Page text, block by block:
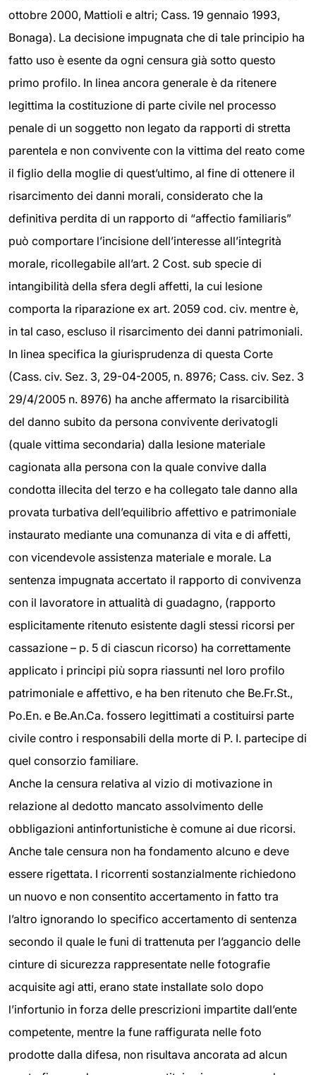
ottobre 2000, Mattioli e altri; Cass. 19 gennaio 1993,
Bonaga). La decisione impugnata che di tale principio ha
fatto uso è esente da ogni censura già sotto questo
primo profilo. In linea ancora generale è da ritenere
legittima la costituzione di parte civile nel processo
penale di un soggetto non legato da rapporti di stretta
parentela e non convivente con la vittima del reato come
il figlio della moglie di quest’ultimo, al fine di ottenere il
risarcimento dei danni morali, considerato che la
definitiva perdita di un rapporto di “affectio familiaris”
può comportare l’incisione dell’interesse all’integrità
morale, ricollegabile all’art. 2 Cost. sub specie di
intangibilità della sfera degli affetti, la cui lesione
comporta la riparazione ex art. 2059 cod. civ. mentre è,
in tal caso, escluso il risarcimento dei danni patrimoniali.
In linea specifica la giurisprudenza di questa Corte
(Cass. civ. Sez. 3, 29-04-2005, n. 8976; Cass. civ. Sez. 3
29/4/2005 n. 8976) ha anche affermato la risarcibilità
del danno subito da persona convivente derivatogli
(quale vittima secondaria) dalla lesione materiale
cagionata alla persona con la quale convive dalla
condotta illecita del terzo e ha collegato tale danno alla
provata turbativa dell’equilibrio affettivo e patrimoniale
instaurato mediante una comunanza di vita e di affetti,
con vicendevole assistenza materiale e morale. La
sentenza impugnata accertato il rapporto di convivenza
con il lavoratore in attualità di guadagno, (rapporto
esplicitamente ritenuto esistente dagli stessi ricorsi per
cassazione – p. 5 di ciascun ricorso) ha correttamente
applicato i principi più sopra riassunti nel loro profilo
patrimoniale e affettivo, e ha ben ritenuto che Be.Fr.St.,
Po.En. e Be.An.Ca. fossero legittimati a costituirsi parte
civile contro i responsabili della morte di P. I. partecipe di
quel consorzio familiare.
Anche la censura relativa al vizio di motivazione in
relazione al dedotto mancato assolvimento delle
obbligazioni antinfortunistiche è comune ai due ricorsi.
Anche tale censura non ha fondamento alcuno e deve
essere rigettata. I ricorrenti sostanzialmente richiedono
un nuovo e non consentito accertamento in fatto tra
l’altro ignorando lo specifico accertamento di sentenza
secondo il quale le funi di trattenuta per l’aggancio delle
cinture di sicurezza rappresentate nelle fotografie
acquisite agi atti, erano state installate solo dopo
l’infortunio in forza delle prescrizioni impartite dall’ente
competente, mentre la fune raffigurata nelle foto
prodotte dalla difesa, non risultava ancorata ad alcun